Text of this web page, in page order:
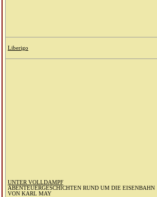
Liberigo
UNTER VOLLDAMPF
ABENTEUERGESCHICHTEN RUND UM DIE EISENBAHN
VON KARL MAY